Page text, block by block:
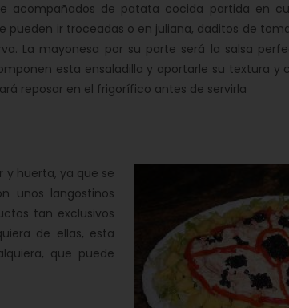
acompañados de patata cocida partida en
ir troceadas o en juliana, daditos de
La mayonesa por su parte será la salsa
esta ensaladilla y aportarle su textura y
reposar en el frigorífico antes de servirla
y huerta, ya que se
unos langostinos
tan exclusivos
de ellas, esta
que puede